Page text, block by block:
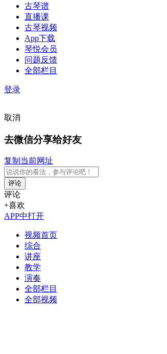
古琴谱
直播课
古琴视频
App下载
琴悦会员
问题反馈
全部栏目
登录
取消
去微信分享给好友
复制当前网址
评论
评论
+喜欢
APP中打开
视频首页
综合
讲座
教学
演奏
全部栏目
全部视频